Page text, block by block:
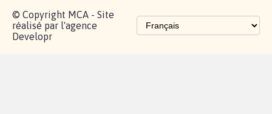
© Copyright MCA - Site
réalisé par l'agence
Developr